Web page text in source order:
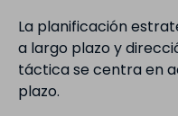
La planificación
a largo plazo y
táctica se centra en
plazo.